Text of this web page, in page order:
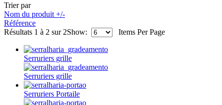
Trier par
Nom du produit +/-
Référence
Résultats 1 à 2 sur 2Show: Items Per Page
Serruriers grille
Serruriers grille
Serruriers Portaile